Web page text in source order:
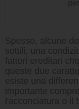
Spesso, alcune
sottili, una
fattori ereditari
queste due
esiste una
importante
l'acconciatura o il